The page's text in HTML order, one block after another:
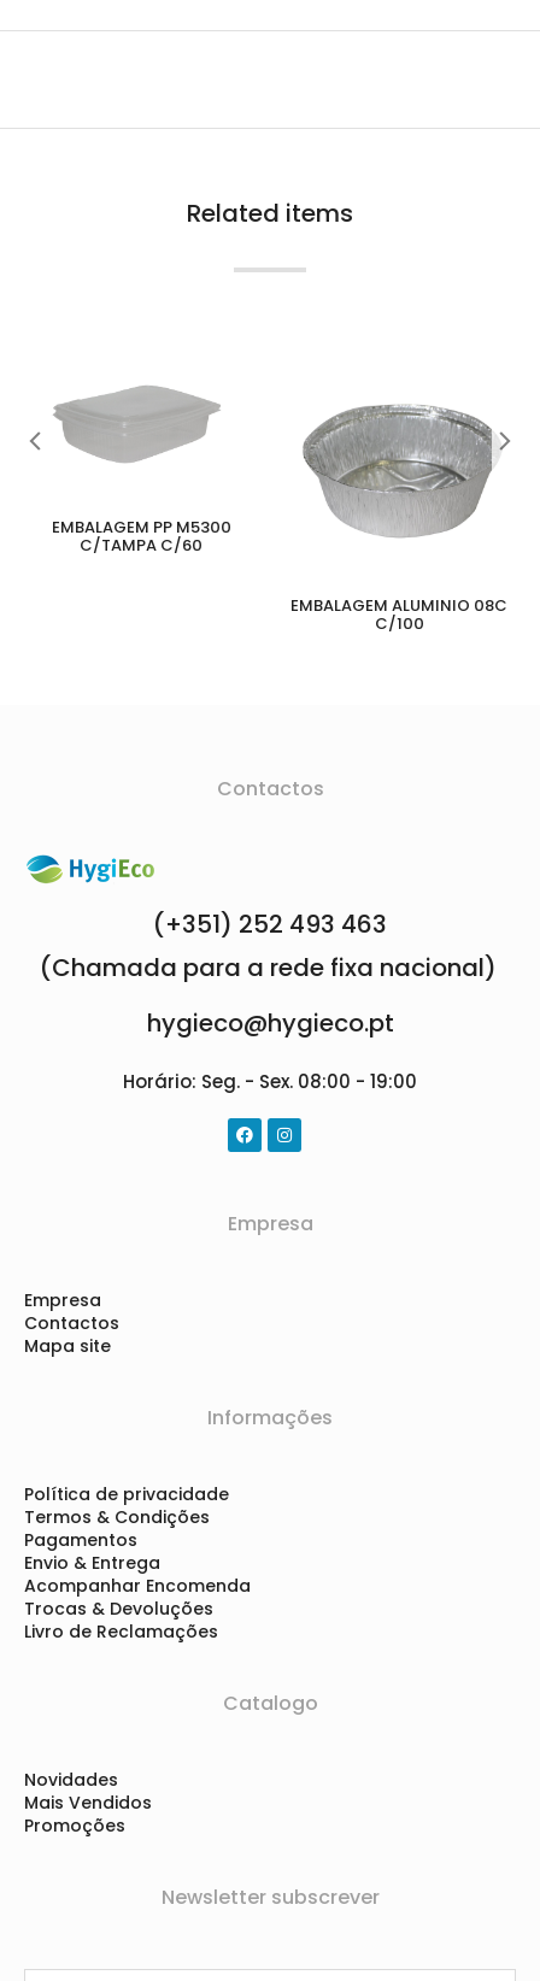
Related items
EMBALAGEM PP M5300
C/TAMPA C/60
EMBALAGEM ALUMINIO 08C
C/100
Contactos
(+351) 252 493 463
(Chamada para a rede fixa nacional)
hygieco@hygieco.pt
Horário: Seg. - Sex. 08:00 - 19:00
Empresa
Empresa
Contactos
Mapa site
Informações
Política de privacidade
Termos & Condições
Pagamentos
Envio & Entrega
Acompanhar Encomenda
Trocas & Devoluções
Livro de Reclamações
Catalogo
Novidades
Mais Vendidos
Promoções
Newsletter subscrever